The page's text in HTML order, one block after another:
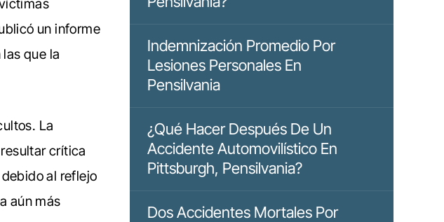
un informe
que la
La
crítica
al reflejo
aún más
Indemnización Promedio Por
Lesiones Personales En
Pensilvania
¿Qué Hacer Después De Un
Accidente Automovilístico En
Pittsburgh, Pensilvania?
Dos Accidentes Mortales Por